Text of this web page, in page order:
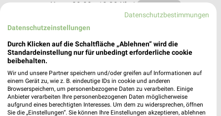
Heute 09:00 - 18:30 Uhr |
Posten-Börse Gildehaus
48455 Gildehaus
Heute 09:00 - 19:00 Uhr | Geschlossen
427,85 km
Datenschutzbestimmungen
Datenschutzeinstellungen
Durch Klicken auf die Schaltfläche „Ablehnen“ wird die
Standardeinstellung nur für unbedingt erforderliche cookie
beibehalten.
Wir und unsere Partner speichern und/oder greifen auf Informationen auf
einem Gerät zu, wie z. B. eindeutige IDs in cookie und anderen
Browserspeichern, um personenbezogene Daten zu verarbeiten. Einige
Anbieter verarbeiten Ihre personenbezogenen Daten möglicherweise
aufgrund eines berechtigten Interesses. Um dem zu widersprechen, öffnen
Sie die „Einstellungen“. Sie können Ihre Einstellungen akzeptieren, ablehnen